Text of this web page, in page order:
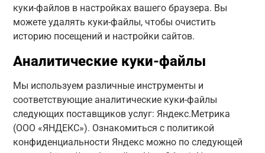
куки-файлов в настройках вашего браузера. Вы
можете удалять куки-файлы, чтобы очистить
историю посещений и настройки сайтов.
Аналитические куки-файлы
Мы используем различные инструменты и
соответствующие аналитические куки-файлы
следующих поставщиков услуг: Яндекс.Метрика
(ООО «ЯНДЕКС»). Ознакомиться с политикой
конфиденциальности Яндекс можно по следующей